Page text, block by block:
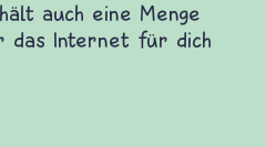
auch eine Menge
das Internet für dich